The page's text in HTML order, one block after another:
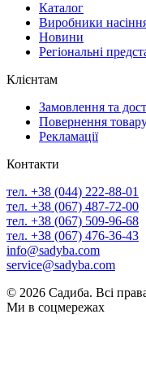
Каталог
Виробники
Новини
Регіональні
Клієнтам
Замовлення та
Повернення
Рекламації
Контакти
тел. +38 (044) 222-88-01
тел. +38 (067) 487-72-00
тел. +38 (067) 509-96-68
тел. +38 (067) 476-36-43
info@sadyba.com
service@sadyba.com
© 2026 Садиба. Всі
Ми в соцмережах